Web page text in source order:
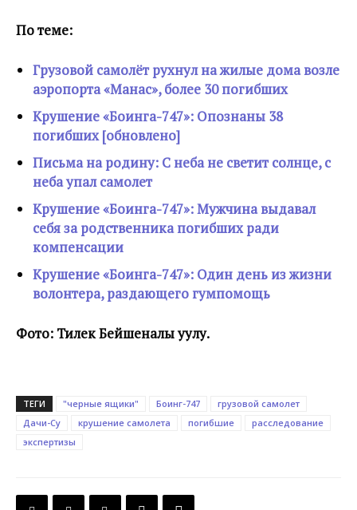
По теме:
Грузовой самолёт рухнул на жилые дома возле
аэропорта «Манас», более 30 погибших
Крушение «Боинга-747»: Опознаны 38
погибших [обновлено]
Письма на родину: С неба не светит солнце, с
неба упал самолет
Крушение «Боинга-747»: Мужчина выдавал
себя за родственника погибших ради
компенсации
Крушение «Боинга-747»: Один день из жизни
волонтера, раздающего гумпомощь
Фото: Тилек Бейшеналы уулу.
ТЕГИ "черные ящики" Боинг-747
грузовой самолет
Дачи-Су
крушение самолета погибшие
расследование
экспертизы